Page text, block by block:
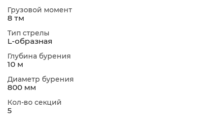
Грузовой момент
8 тм
Тип стрелы
L-образная
Глубина бурения
10 м
Диаметр бурения
800 мм
Кол-во секций
5